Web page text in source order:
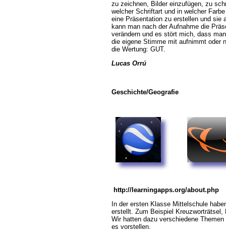
zu zeichnen, Bilder einzufügen, zu
welcher Schriftart und in welcher
eine Präsentation zu erstellen und sie
kann man nach der Aufnahme die
verändern und es stört mich, dass
die eigene Stimme mit aufnimmt oder
die Wertung: GUT.
Lucas Orrú
Geschichte/Geografie
http://learningapps.org/about.php
In der ersten Klasse Mittelschule
erstellt. Zum Beispiel Kreuzworträtsel,
Wir hatten dazu verschiedene
es vorstellen.